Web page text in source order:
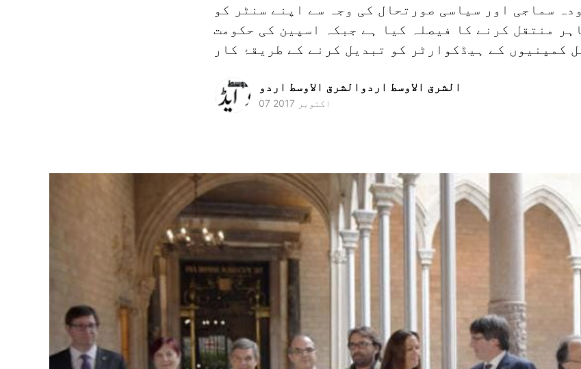
سماجی اور سیاسی صورتحال کی وجہ سے اپنے سنٹر کو
منتقل کرنے کا فیصلہ کیا ہے جبکہ اسپین کی حکومت
الشرق الاوسط اردوالشرق الاوسط اردو
07 اکتوبر 2017